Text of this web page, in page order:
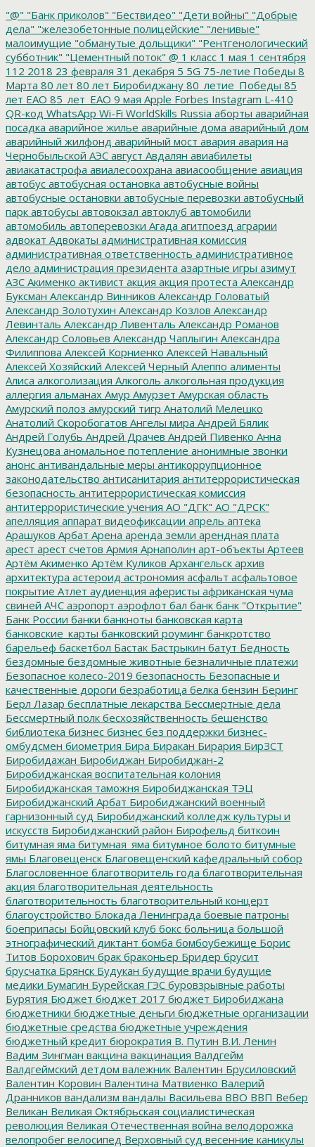
"@" "Банк приколов" "Бествидео" "Дети войны" "Добрые
дела" "железобетонные полицейские" "ленивые"
малоимущие "обманутые дольщики" "Рентгенологический
субботник" "Цементный поток" @ 1 класс 1 мая 1 сентября
112 2018 23 февраля 31 декабря 5 5G 75-летие Победы 8
Марта 80 лет 80 лет Биробиджану 80_летие_Победы 85
лет ЕАО 85_лет_ЕАО 9 мая Apple Forbes Instagram L-410
QR-код WhatsApp Wi-Fi WorldSkills Russia аборты аварийная
посадка аварийное жилье аварийные дома аварийный дом
аварийный жилфонд аварийный мост авария авария на
Чернобыльской АЭС август Авдалян авиабилеты
авиакатастрофа авиалесоохрана авиасообщение авиация
автобус автобусная остановка автобусные войны
автобусные остановки автобусные перевозки автобусный
парк автобусы автовокзал автоклуб автомобили
автомобиль автоперевозки Агада агитпоезд аграрии
адвокат Адвокаты административная комиссия
административная ответственность административное
дело администрация президента азартные игры азимут
АЗС Акименко активист акция акция протеста Александр
Буксман Александр Винников Александр Головатый
Александр Золотухин Александр Козлов Александр
Левинталь Александр Ливенталь Александр Романов
Александр Соловьев Александр Чаплыгин Александра
Филиппова Алексей Корниенко Алексей Навальный
Алексей Хозяйский Алексей Черный Алеппо алименты
Алиса алкоголизация Алкоголь алкогольная продукция
аллергия альманах Амур Амурзет Амурская область
Амурский полоз амурский тигр Анатолий Мелешко
Анатолий Скоробогатов Ангелы мира Андрей Бялик
Андрей Голубь Андрей Драчев Андрей Пивенко Анна
Кузнецова аномальное потепление анонимные звонки
анонс антивандальные меры антикоррупционное
законодательство антисанитария антитеррористическая
безопасность антитеррористическая комиссия
антитеррористические учения АО "ДГК" АО "ДРСК"
апелляция аппарат видеофиксации апрель аптека
Арашуков Арбат Арена аренда земли арендная плата
арест арест счетов Армия Арнаполин арт-объекты Артеев
Артём Акименко Артём Куликов Архангельск архив
архитектура астероид астрономия асфальт асфальтовое
покрытие Атлет аудиенция аферисты африканская чума
свиней АЧС аэропорт аэрофлот бал банк банк "Открытие"
Банк России банки банкноты банковская карта
банковские_карты банковский роуминг банкротство
барельеф баскетбол Бастак Бастрыкин батут Бедность
бездомные бездомные животные безналичные платежи
Безопасное колесо-2019 безопасность Безопасные и
качественные дороги безработица белка бензин Беринг
Берл Лазар бесплатные лекарства Бессмертные дела
Бессмертный полк бесхозяйственность бешенство
библиотека бизнес бизнес без поддержки бизнес-
омбудсмен биометрия Бира Биракан Бирария БирЗСТ
Биробидажан Биробиджан Биробиджан-2
Биробиджанская воспитательная колония
Биробиджанская таможня Биробиджанская ТЭЦ
Биробиджанский Арбат Биробиджанский военный
гарнизонный суд Биробиджанский колледж культуры и
искусств Биробиджанский район Бирофельд биткоин
битумная яма битумная_яма битумное болото битумные
ямы Благовещенск Благовещенский кафедральный собор
Благословенное благотворитель года благотворительная
акция благотворительная деятельность
благотворительность благотворительный концерт
благоустройство Блокада Ленинграда боевые патроны
боеприпасы Бойцовский клуб бокс больница большой
этнографический диктант бомба бомбоубежище Борис
Титов Борохович брак браконьер Бридер брусит
брусчатка Брянск Будукан будущие врачи будущие
медики Бумагин Бурейская ГЭС буровзрывные работы
Бурятия Бюджет бюджет 2017 бюджет Биробиджана
бюджетники бюджетные деньги бюджетные организации
бюджетные средства бюджетные учреждения
бюджетный кредит бюрократия В. Путин В.И. Ленин
Вадим Зингман вакцина вакцинация Валдгейм
Валдгеймский детдом валежник Валентин Брусиловский
Валентин Коровин Валентина Матвиенко Валерий
Дранников вандализм вандалы Васильева ВВО ВВП Вебер
Великан Великая Октябрьская социалистическая
революция Великая Отечественная война велодорожка
велопробег велосипед Верховный суд весенние каникулы